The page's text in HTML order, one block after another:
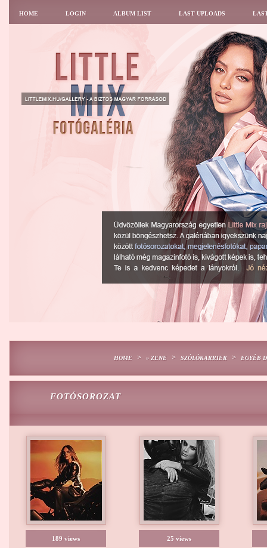
HOME LOGIN ALBUM LIST LAST UPLOADS
HOME > » ZENE > SZÓLÓKARRIER > EGYÉB
FOTÓSOROZAT
189 views 25 views